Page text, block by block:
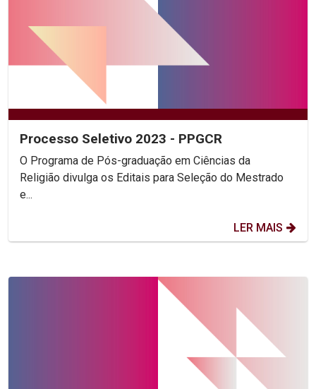
Processo Seletivo 2023 - PPGCR
O Programa de Pós-graduação em Ciências da
Religião divulga os Editais para Seleção do Mestrado
e...
LER MAIS